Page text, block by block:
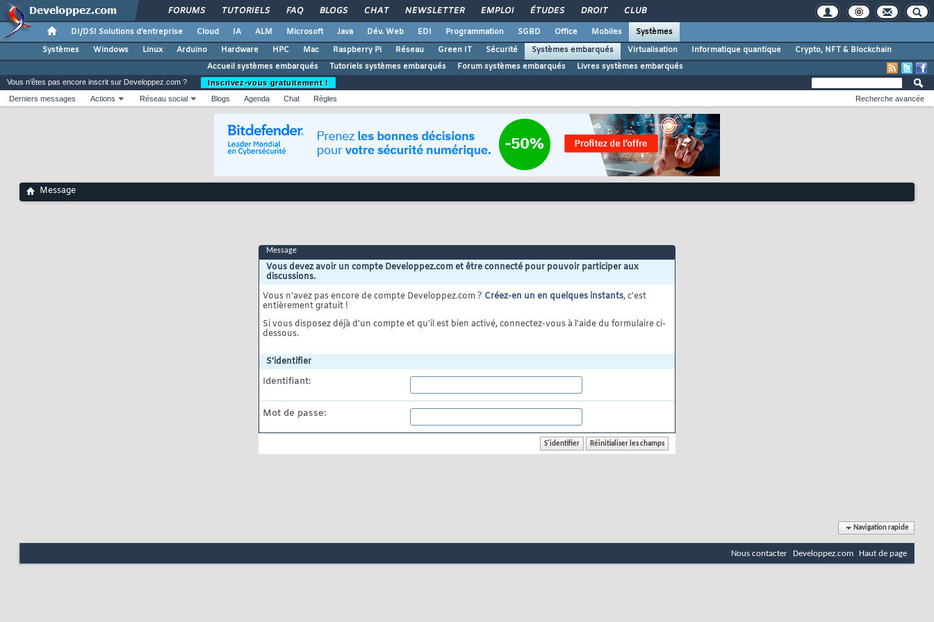
FORUMS TUTORIELS FAQ BLOGS CHAT NEWSLETTER EMPLOI ÉTUDES DROIT CLUB
DI/DSI Solutions d'entreprise Cloud IA ALM Microsoft Java Dév. Web EDI Programmation SGBD Office Mobiles
Systèmes
Systèmes
Windows Linux Arduino Hardware HPC Mac Raspberry Pi Réseau Green IT Sécurité Systèmes embarqués Virtualisation Informatique quantique
Crypto, NFT & Blockchain
Accueil systèmes embarqués
Tutoriels systèmes embarqués Forum systèmes embarqués Livres systèmes embarqués
Vous n'êtes pas encore inscrit sur Developpez.com ?
Inscrivez-vous gratuitement !
Derniers messages
Actions Réseau social Blogs Agenda Chat Règles Recherche avancée
Message
Message
Vous devez avoir un compte Developpez.com et être connecté pour pouvoir participer aux
discussions.
Vous n'avez pas encore de compte Developpez.com ? Créez-en un en quelques instants, c'est
entièrement gratuit !
Si vous disposez déjà d'un compte et qu'il est bien activé, connectez-vous à l'aide du formulaire ci-
dessous.
S'identifier
Identifiant:
Mot de passe:
Navigation rapide
Nous contacter Developpez.com Haut de page